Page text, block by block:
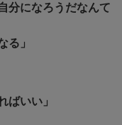
分になろうだなんて
る」
ばいい」